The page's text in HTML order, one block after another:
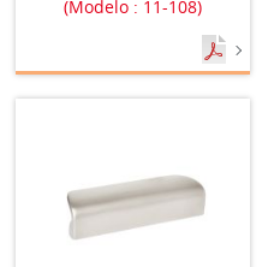
(Modelo : 11-108)